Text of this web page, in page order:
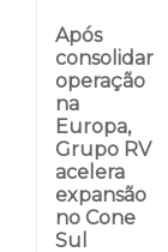
Após
consolidar
operação
na
Europa,
Grupo RV
acelera
expansão
no Cone
Sul